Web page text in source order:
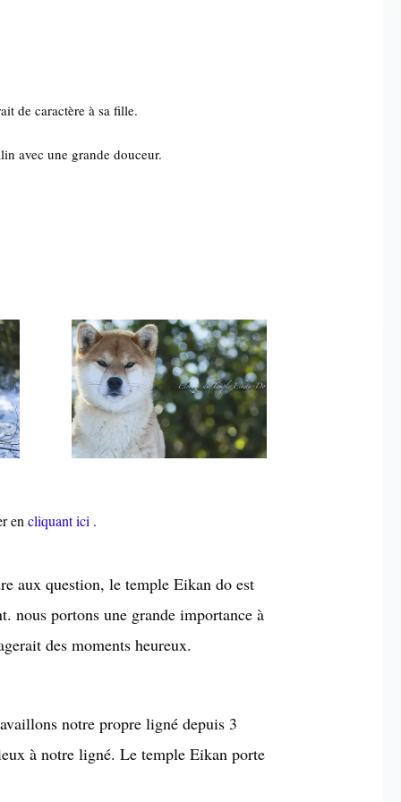
de caractère à sa fille.
avec une grande douceur.
encliquant ici .
aux question, le temple Eikan do est
nous portons une grande importance à
des moments heureux.
notre propre ligné depuis 3
à notre ligné. Le temple Eikan porte